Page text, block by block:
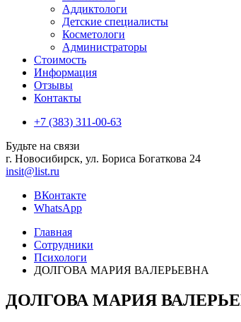
Аддиктологи
Детские специалисты
Косметологи
Администраторы
Стоимость
Информация
Отзывы
Контакты
+7 (383) 311-00-63
Будьте на связи
г. Новосибирск, ул. Бориса Богаткова 24
insit@list.ru
ВКонтакте
WhatsApp
Главная
Сотрудники
Психологи
ДОЛГОВА МАРИЯ ВАЛЕРЬЕВНА
ДОЛГОВА МАРИЯ